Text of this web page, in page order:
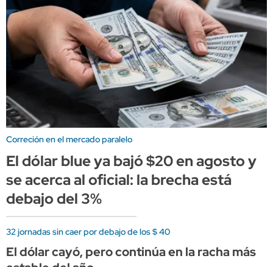
Correción en el mercado paralelo
El dólar blue ya bajó $20 en agosto y
se acerca al oficial: la brecha está
debajo del 3%
32 jornadas sin caer por debajo de los $ 40
El dólar cayó, pero continúa en la racha más